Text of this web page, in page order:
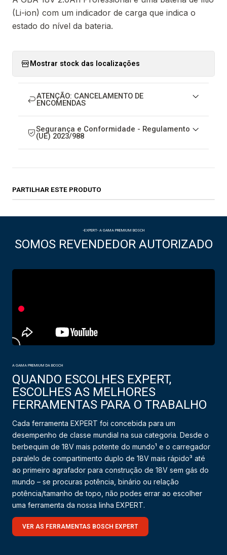
(Li-ion) com um indicador de carga que indica o
estado do nível da bateria.
Mostrar stock das localizações
ATENÇÃO: CANCELAMENTO DE
ENCOMENDAS
Segurança e Conformidade - Regulamento
(UE) 2023/988
PARTILHAR ESTE PRODUTO
-EXPERT- A GAMA PREMIUM BOSCH
SOMOS REVENDEDOR AUTORIZADO
A GAMA PREMIUM DA BOSCH
QUANDO ESCOLHES EXPERT,
ESCOLHES AS MELHORES
FERRAMENTAS PARA O TRABALHO
Cada ferramenta EXPERT foi concebida para um
desempenho de classe mundial na sua categoria. Desde o
berbequim de 18V mais potente do mundo¹ e o carregador
paralelo de compartimento duplo de 18V mais rápido³ até
ao primeiro agrafador para construção de 18V sem gás do
mundo – se procuras potência, binário ou relação
potência/tamanho de topo, não podes errar ao escolher
uma ferramenta da nossa linha EXPERT.
VER AS FERRAMENTAS BOSCH EXPERT